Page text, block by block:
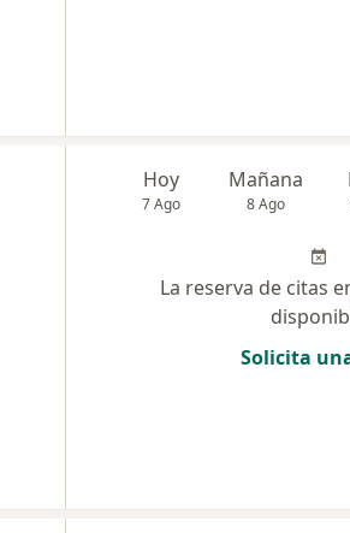
Hoy
7 Ago
Mañana
8 Ago
La reserva de citas
Solicita